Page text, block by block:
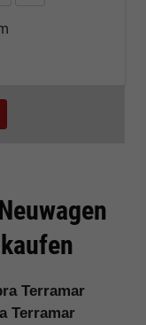
Terramar
Terramar